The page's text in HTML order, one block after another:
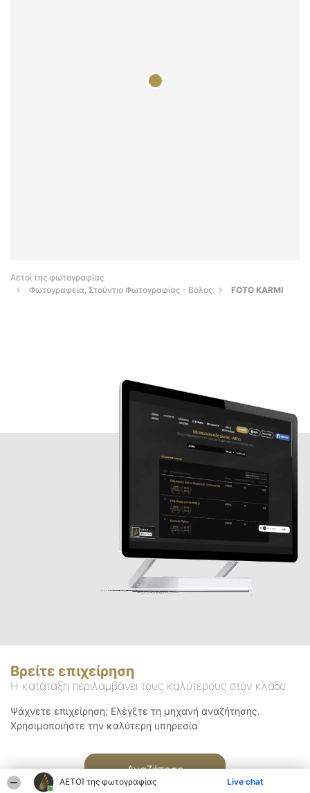
ΑΕΤΟΊ της φωτογραφίας Live chat
Αετοί της φωτογραφίας
Φωτογραφεία, Στούντιο Φωτογραφίας - Βόλος
FOTO KARMI
Βρείτε επιχείρηση
Η κατάταξη περιλαμβάνει τους καλύτερους στον κλάδο
Ψάχνετε επιχείρηση; Ελέγξτε τη μηχανή αναζήτησης.
Χρησιμοποιήστε την καλύτερη υπηρεσία
Αναζήτηση